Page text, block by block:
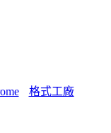
格式工廠